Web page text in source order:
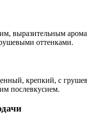
выразительным
оттенками.
крепкий, с
послевкусием.